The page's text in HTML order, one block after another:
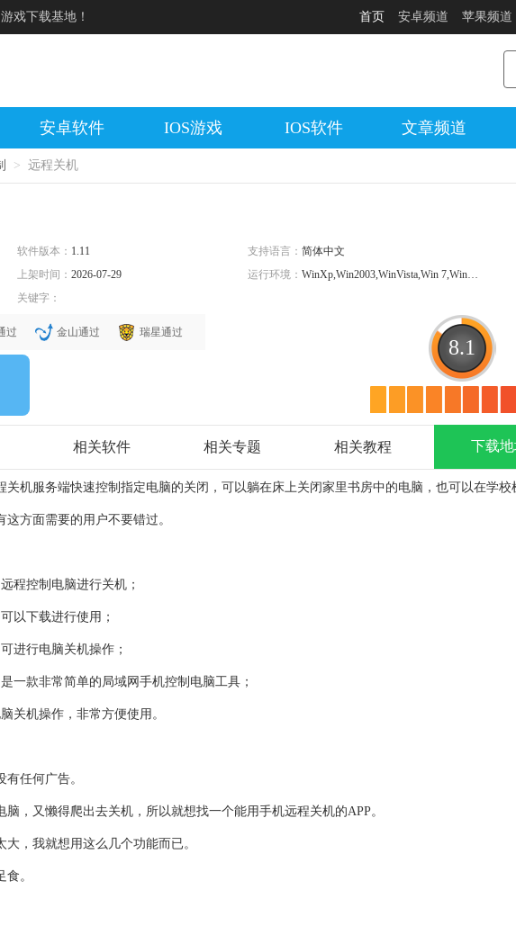
戏下载基地！ 首页 安卓频道 苹果频道
安卓软件 IOS游戏 IOS软件 文章频道
> 远程关机
关机服务端快速控制指定电脑的关闭，可以躺在床上关闭家里书房中的电脑，也可以在学校
方面需要的用户不要错过。
程控制电脑进行关机；
以下载进行使用；
进行电脑关机操作；
一款非常简单的局域网手机控制电脑工具；
关机操作，非常方便使用。
任何广告。
，又懒得爬出去关机，所以就想找一个能用手机远程关机的APP。
，我就想用这么几个功能而已。
。
软件版本： 1.11 支持语言： 简体中文
上架时间： 2026-07-29 运行环境： WinXp,Win2003,WinVista,Win 7,Win 8,Win 10,x64,Linux,Mac
关键字：
过 金山通过 瑞星通过
8.1
相关软件 相关专题 相关教程 下载